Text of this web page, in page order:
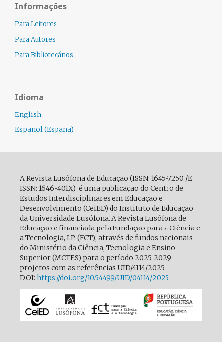
Informações
Para Leitores
Para Autores
Para Bibliotecários
Idioma
English
Español (España)
A Revista Lusófona de Educação (ISSN: 1645-7250 /E
ISSN: 1646-401X) é uma publicação do Centro de
Estudos Interdisciplinares em Educação e
Desenvolvimento (CeiED) do Instituto de Educação
da Universidade Lusófona. A Revista Lusófona de
Educação é financiada pela Fundação para a Ciência e
a Tecnologia, I.P. (FCT), através de fundos nacionais
do Ministério da Ciência, Tecnologia e Ensino
Superior (MCTES) para o período 2025-2029 –
projetos com as referências UID/4114/2025.
DOI: https://doi.org/10.54499/UID/04114/2025